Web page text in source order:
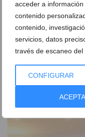
acceder a
contenido
contenido,
servicios, datos
través de escaneo del
CONFIGURAR
mundial de fútbol